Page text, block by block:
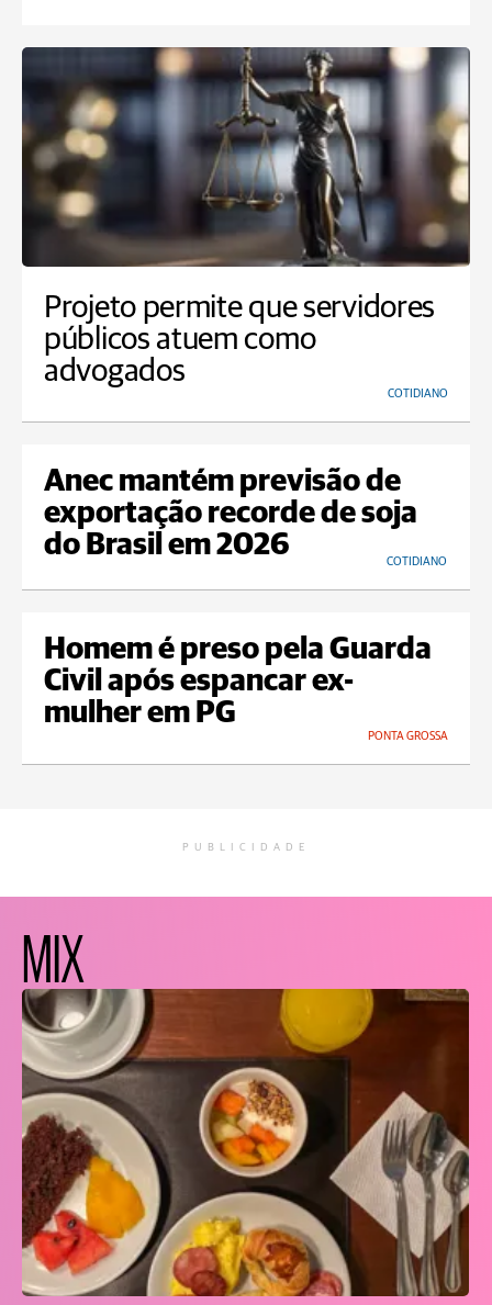
Projeto permite que servidores
públicos atuem como
advogados
COTIDIANO
Anec mantém previsão de
exportação recorde de soja
do Brasil em 2026
COTIDIANO
Homem é preso pela Guarda
Civil após espancar ex-
mulher em PG
PONTA GROSSA
PUBLICIDADE
MIX